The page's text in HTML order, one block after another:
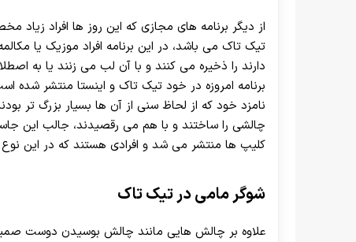
از دیگر برنامه های مجازی که این روز ها افراد
تیک تاک می باشد، در این برنامه افراد موزیک یا
دارند را ذخیره می کنند و با آن لب می زنند یا به
برنامه امروزه در خود تیک تاک و اینستا منتشر
نامزد خود که از لحاظ سنی از آن ها بسیار بزرگ تر
چالشی را ساختند و با هم می رقصیدند، جالب این
کلیپ ها منتشر می شد و افرادی هستند که در این
شوگر مامی در تیک تاک
علاوه بر چالش هایی مانند چالش بوسیدن دوست